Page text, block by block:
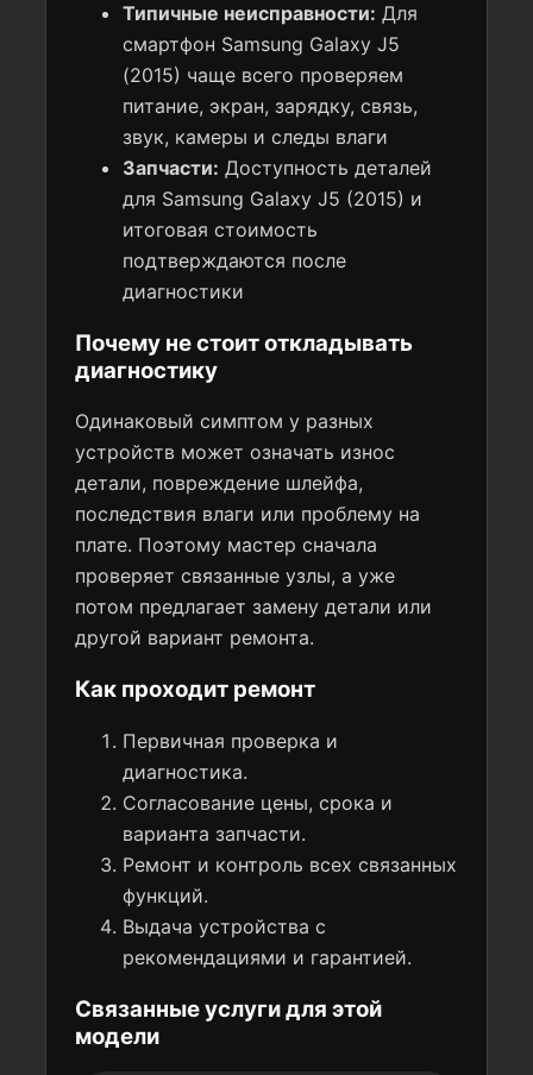
Типичные неисправности: Для
смартфон Samsung Galaxy J5
(2015) чаще всего проверяем
питание, экран, зарядку, связь,
звук, камеры и следы влаги
Запчасти: Доступность деталей
для Samsung Galaxy J5 (2015) и
итоговая стоимость
подтверждаются после
диагностики
Почему не стоит откладывать
диагностику
Одинаковый симптом у разных
устройств может означать износ
детали, повреждение шлейфа,
последствия влаги или проблему на
плате. Поэтому мастер сначала
проверяет связанные узлы, а уже
потом предлагает замену детали или
другой вариант ремонта.
Как проходит ремонт
Первичная проверка и
диагностика.
Согласование цены, срока и
варианта запчасти.
Ремонт и контроль всех связанных
функций.
Выдача устройства с
рекомендациями и гарантией.
Связанные услуги для этой
модели